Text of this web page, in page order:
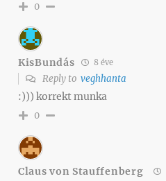
0
KisBundás 8 éve
Reply to veghhanta
:))) korrekt munka
0
Claus von Stauffenberg